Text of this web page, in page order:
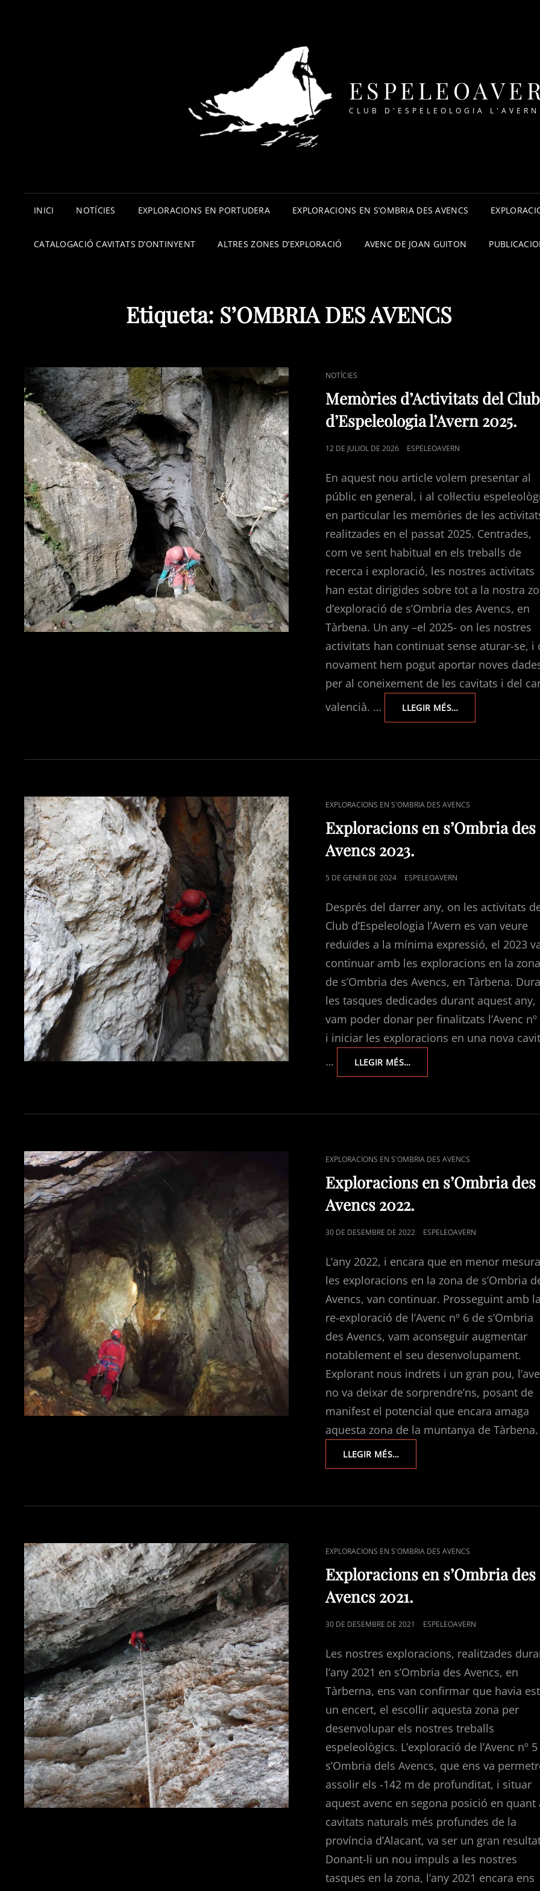
CLUB D'ESPELEOLOGIA
INICI NOTÍCIES EXPLORACIONS EN PORTUDERA EXPLORACIONS EN S’OMBRIA DES AVENCS
CATALOGACIÓ CAVITATS D’ONTINYENT ALTRES ZONES D’EXPLORACIÓ AVENC DE JOAN GUITON
Etiqueta: S’OMBRIA DES AVENCS
CAT
LINKS
NOTÍCIES
Memòries d’Activitats del Club
d’Espeleologia l’Avern 2025.
POSTED
12 DE JULIOL DE 2026 ESPELEOAVERN
En aquest nou article volem presentar al
públic en general, i al col·lectiu
en particular les memòries de les
realitzades en el passat 2025. Centrades,
com ve sent habitual en els treballs de
recerca i exploració, les nostres activitats
han estat dirigides sobre tot a la nostra
d’exploració de s’Ombria des Avencs, en
Tàrbena. Un any –el 2025- on les nostres
activitats han continuat sense aturar-se, i
novament hem pogut aportar noves
per al coneixement de les cavitats i del
valencià. …
LLEGIR MÉS…MEMÒRIES
D’ACTIVITATS
D’ESPELEOLOGIA
CAT
LINKS
EXPLORACIONS EN S'OMBRIA DES AVENCS
Exploracions en s’Ombria des
Avencs 2023.
POSTED
5 DE GENER DE 2024 ESPELEOAVERN
Després del darrer any, on les activitats
Club d’Espeleologia l’Avern es van veure
reduïdes a la mínima expressió, el 2023
continuar amb les exploracions en la zona
de s’Ombria des Avencs, en Tàrbena.
les tasques dedicades durant aquest any,
vam poder donar per finalitzats l’Avenc nº
i iniciar les exploracions en una nova
…
LLEGIR MÉS…EXPLORACIONS
EN
AVENCS
CAT
LINKS
EXPLORACIONS EN S'OMBRIA DES AVENCS
Exploracions en s’Ombria des
Avencs 2022.
POSTED
30 DE DESEMBRE DE 2022 ESPELEOAVERN
L’any 2022, i encara que en menor
les exploracions en la zona de s’Ombria
Avencs, van continuar. Prosseguint amb la
re-exploració de l’Avenc nº 6 de s’Ombria
des Avencs, vam aconseguir augmentar
notablement el seu desenvolupament.
Explorant nous indrets i un gran pou,
no va deixar de sorprendre’ns, posant de
manifest el potencial que encara amaga
aquesta zona de la muntanya de
LLEGIR MÉS…EXPLORACIONS
EN
AVENCS
CAT
LINKS
EXPLORACIONS EN S'OMBRIA DES AVENCS
Exploracions en s’Ombria des
Avencs 2021.
POSTED
30 DE DESEMBRE DE 2021 ESPELEOAVERN
Les nostres exploracions, realitzades
l’any 2021 en s’Ombria des Avencs, en
Tàrberna, ens van confirmar que havia
un encert, el escollir aquesta zona per
desenvolupar els nostres treballs
espeleològics. L’exploració de l’Avenc nº
s’Ombria dels Avencs, que ens va
assolir els -142 m de profunditat, i situar
aquest avenc en segona posició en quant
cavitats naturals més profundes de la
província d’Alacant, va ser un gran
Donant-li un nou impuls a les nostres
tasques en la zona, l’any 2021 encara ens